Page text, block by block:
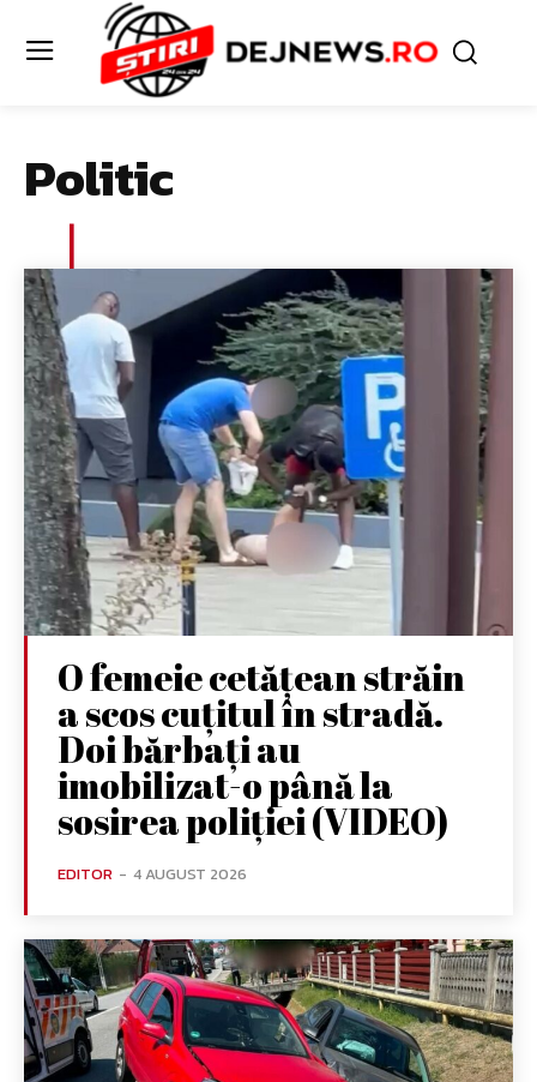
Politic
O femeie cetățean străin
a scos cuțitul în stradă.
Doi bărbați au
imobilizat-o până la
sosirea poliției (VIDEO)
EDITOR - 4 AUGUST 2026